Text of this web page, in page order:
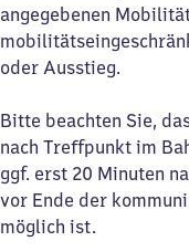
angegebenen
oder Ausstieg.
Bitte beachten Sie,
nach Treffpunkt im
ggf. erst 20 Minuten
vor Ende der
möglich ist.